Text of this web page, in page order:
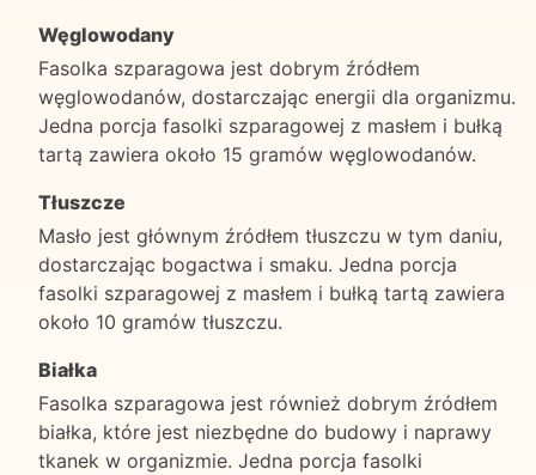
Węglowodany
Fasolka szparagowa jest dobrym źródłem
węglowodanów, dostarczając energii dla organizmu.
Jedna porcja fasolki szparagowej z masłem i bułką
tartą zawiera około 15 gramów węglowodanów.
Tłuszcze
Masło jest głównym źródłem tłuszczu w tym daniu,
dostarczając bogactwa i smaku. Jedna porcja
fasolki szparagowej z masłem i bułką tartą zawiera
około 10 gramów tłuszczu.
Białka
Fasolka szparagowa jest również dobrym źródłem
białka, które jest niezbędne do budowy i naprawy
tkanek w organizmie. Jedna porcja fasolki